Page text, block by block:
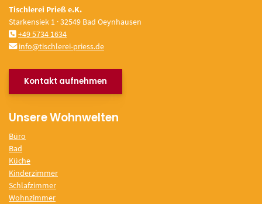
Tischlerei Prieß e.K.
Starkensiek 1 · 32549 Bad Oeynhausen
+49 5734 1634
info@tischlerei-priess.de
Kontakt aufnehmen
Unsere Wohnwelten
Büro
Bad
Küche
Kinderzimmer
Schlafzimmer
Wohnzimmer